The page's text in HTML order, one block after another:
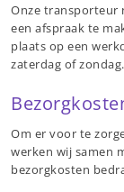
Onze transporteur
een afspraak te
plaats op een
zaterdag of zondag.
Om er voor te
werken wij samen
bezorgkosten